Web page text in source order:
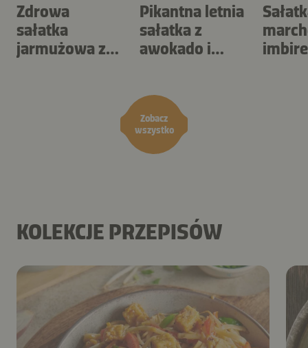
Zobacz
wszystko
Zdrowa
sałatka
jarmużowa z
Pikantna letnia
sałatka z
awokado i
KOLEKCJE PRZEPISÓW